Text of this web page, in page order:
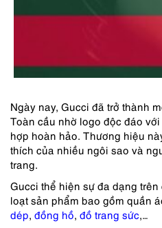
Ngày nay, Gucci đã trở thành
Toàn cầu nhờ logo độc đáo với
hợp hoàn hảo. Thương hiệu
thích của nhiều ngôi sao và
trang.
Gucci thể hiện sự đa dạng
loạt sản phẩm bao gồm quần
dép, đồng hồ, đồ trang sức,…